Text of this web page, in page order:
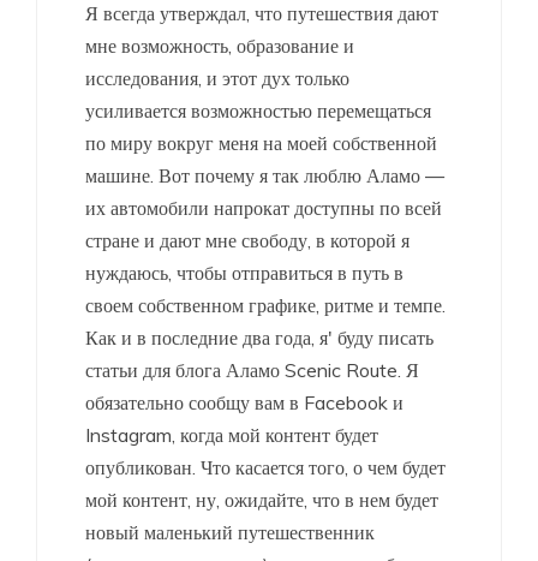
Я всегда утверждал, что путешествия дают
мне возможность, образование и
исследования, и этот дух только
усиливается возможностью перемещаться
по миру вокруг меня на моей собственной
машине. Вот почему я так люблю Аламо —
их автомобили напрокат доступны по всей
стране и дают мне свободу, в которой я
нуждаюсь, чтобы отправиться в путь в
своем собственном графике, ритме и темпе.
Как и в последние два года, я' буду писать
статьи для блога Аламо Scenic Route. Я
обязательно сообщу вам в Facebook и
Instagram, когда мой контент будет
опубликован. Что касается того, о чем будет
мой контент, ну, ожидайте, что в нем будет
новый маленький путешественник